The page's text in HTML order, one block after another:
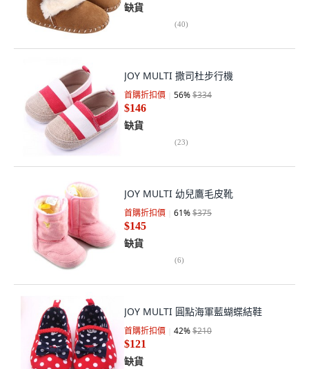
缺貨
(40)
JOY MULTI 撒司杜步行機
首購折扣價 56%$334
$146
缺貨
(23)
JOY MULTI 幼兒鷹毛皮靴
首購折扣價 61%$375
$145
缺貨
(6)
JOY MULTI 圓點海軍藍蝴蝶結鞋
首購折扣價 42%$210
$121
缺貨